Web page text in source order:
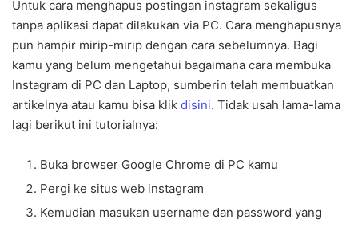
Untuk cara menghapus postingan instagram sekaligus
tanpa aplikasi dapat dilakukan via PC. Cara menghapusnya
pun hampir mirip-mirip dengan cara sebelumnya. Bagi
kamu yang belum mengetahui bagaimana cara membuka
Instagram di PC dan Laptop, sumberin telah membuatkan
artikelnya atau kamu bisa klik disini. Tidak usah lama-lama
lagi berikut ini tutorialnya:
Buka browser Google Chrome di PC kamu
Pergi ke situs web instagram
Kemudian masukan username dan password yang